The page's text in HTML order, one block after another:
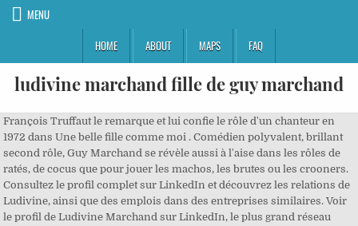
MENU
HOME
ABOUT MAPS FAQ
ludivine marchand fille de guy marchand
François Truffaut le remarque et lui confie le rôle d'un chanteur en
1972 dans Une belle fille comme moi . Comédien polyvalent, brillant
second rôle, Guy Marchand se révèle aussi à l'aise dans les rôles de
ratés, de cocus que pour jouer les machos, les brutes ou les crooners.
Consultez le profil complet sur LinkedIn et découvrez les relations de
Ludivine, ainsi que des emplois dans des entreprises similaires. Voir
le profil de Ludivine Marchand sur LinkedIn, le plus grand réseau